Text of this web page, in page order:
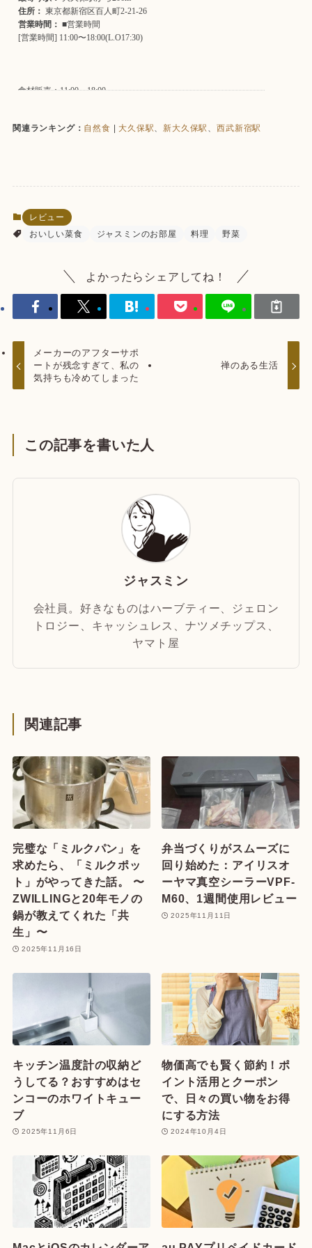
関連ランキング： 自然食 大久保駅、 新大久保駅 、西武新宿駅
レビュー
おいしい菜食
ジャスミンのお部屋 料理 野菜
よかったらシェアしてね！
メーカーのアフターサポ
ートが残念すぎて、私の
気持ちも冷めてしまった
禅のある生活
この記事を書いた人
ジャスミン
会社員。好きなものはハーブティー、ジェロン
トロジー、キャッシュレス、ナツメチップス、
ヤマト屋
関連記事
完璧な「ミルクパン」を
求めたら、「ミルクポッ
ト」がやってきた話。 〜
ZWILLINGと20年モノの
鍋が教えてくれた「共
生」〜
2025年11月16日
弁当づくりがスムーズに
回り始めた：アイリスオ
ーヤマ真空シーラーVPF-
M60、1週間使用レビュー
2025年11月11日
キッチン温度計の収納ど
うしてる？おすすめはセ
ンコーのホワイトキュー
ブ
2025年11月6日
物価高でも賢く節約！ポ
イント活用とクーポン
で、日々の買い物をお得
にする方法
2024年10月4日